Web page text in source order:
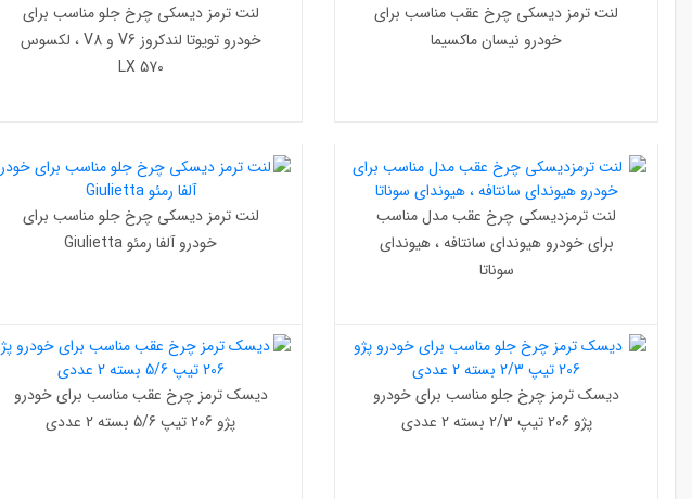
لنت ترمز دیسکی چرخ عقب مناسب برای
خودرو نیسان ماکسیما
لنت ترمز دیسکی چرخ جلو مناسب برای
خودرو تویوتا لندکروز V6 و V8 ، لکسوس
LX 570
لنت ترمزدیسکی چرخ عقب مدل مناسب
برای خودرو هیوندای سانتافه ، هیوندای
سوناتا
لنت ترمز دیسکی چرخ جلو مناسب برای
خودرو آلفا رمئو Giulietta
دیسک ترمز چرخ جلو مناسب برای خودرو
پژو 206 تیپ 2/3 بسته 2 عددی
دیسک ترمز چرخ عقب مناسب برای خودرو
پژو 206 تیپ 5/6 بسته 2 عددی